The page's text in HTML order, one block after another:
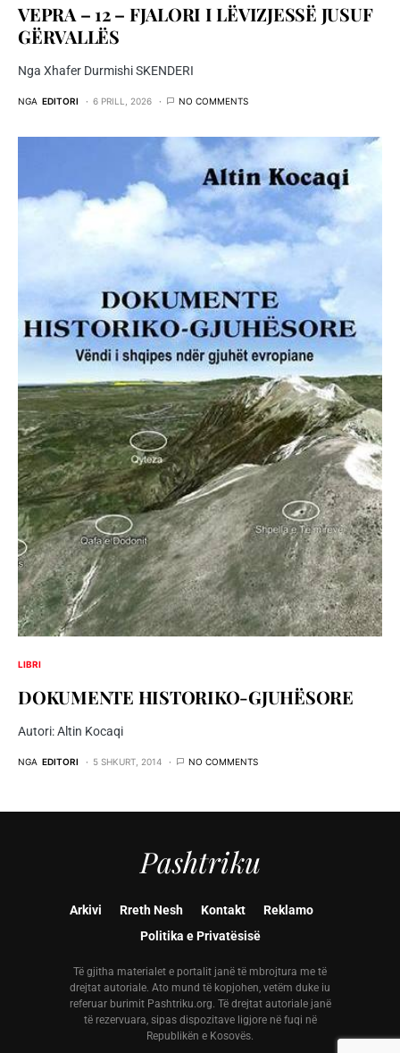
VEPRA – 12 – FJALORI I LËVIZJESSË JUSUF
GËRVALLËS
Nga Xhafer Durmishi SKENDERI
NGA EDITORI 6 PRILL, 2026 NO COMMENTS
LIBRI
DOKUMENTE HISTORIKO-GJUHËSORE
Autori: Altin Kocaqi
NGA EDITORI 5 SHKURT, 2014 NO COMMENTS
Pashtriku
Arkivi Rreth Nesh Kontakt
Reklamo
Politika e Privatësisë
Të gjitha materialet e portalit janë të mbrojtura me të
drejtat autoriale. Ato mund të kopjohen, vetëm duke iu
referuar burimit Pashtriku.org. Të drejtat autoriale janë
të rezervuara, sipas dispozitave ligjore në fuqi në
Republikën e Kosovës.